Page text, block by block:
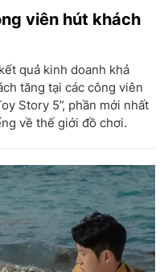
viên hút khách
quả kinh doanh khả
tăng tại các công viên
Story 5”, phần mới nhất
về thế giới đồ chơi.